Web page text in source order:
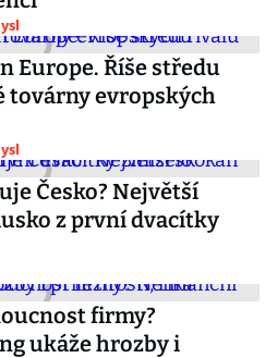
Europe. Říše středu
továrny evropských
Česko? Největší
z první dvacítky
firmy?
ukáže hrozby i